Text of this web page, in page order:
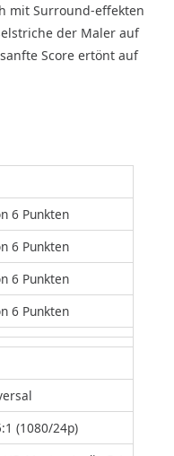
mit Surround-effekten
der Maler auf
Score ertönt auf
6 Punkten
6 Punkten
6 Punkten
6 Punkten
(1080/24p)